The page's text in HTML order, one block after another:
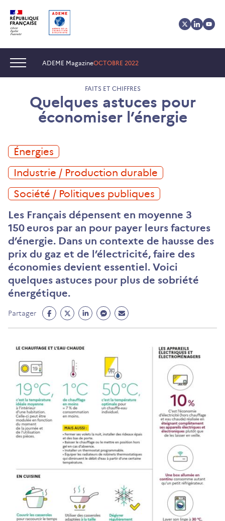
au
contenu
au
menu
des
cookies
Navigation :ADEME MagazineOCTOBRE 2022
FAITS ET CHIFFRES
Quelques astuces pour
économiser l’énergie
Énergies
Industrie / Production durable
Société / Politiques publiques
Les Français dépensent en moyenne 3
150 euros par an pour payer leurs factures
d’énergie. Dans un contexte de hausse des
prix du gaz et de l’électricité, faire des
économies devient essentiel. Voici
quelques astuces pour plus de sobriété
énergétique.
Partager
Partage
Facebook
un
nouvel
onglet)
Partage
Twitter
un
nouvel
onglet)
Partage
Linkedin
un
nouvel
onglet)
Partage
Messenger
nouvel
onglet)
Partage
Mail
nouvel
onglet)